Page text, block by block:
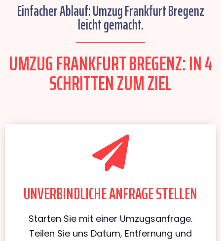
Einfacher Ablauf: Umzug Frankfurt Bregenz
leicht gemacht.
UMZUG FRANKFURT BREGENZ: IN 4
SCHRITTEN ZUM ZIEL
UNVERBINDLICHE ANFRAGE STELLEN
Starten Sie mit einer Umzugsanfrage.
Teilen Sie uns Datum, Entfernung und